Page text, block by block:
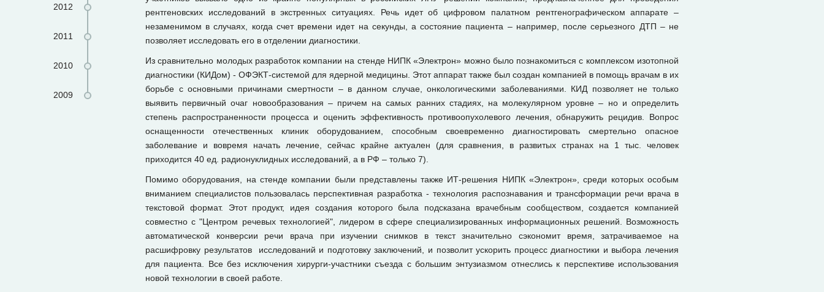
2012
2011
2010
2009
рентгеновских исследований в экстренных ситуациях. Речь идет об цифровом палатном рентгенографическом аппарате –
незаменимом в случаях, когда счет времени идет на секунды, а состояние пациента – например, после серьезного ДТП – не
позволяет исследовать его в отделении диагностики.
Из сравнительно молодых разработок компании на стенде НИПК «Электрон» можно было познакомиться с комплексом изотопной
диагностики (КИДом) - ОФЭКТ-системой для ядерной медицины. Этот аппарат также был создан компанией в помощь врачам в их
борьбе с основными причинами смертности – в данном случае, онкологическими заболеваниями. КИД позволяет не только
выявить первичный очаг новообразования – причем на самых ранних стадиях, на молекулярном уровне – но и определить
степень распространенности процесса и оценить эффективность противоопухолевого лечения, обнаружить рецидив. Вопрос
оснащенности отечественных клиник оборудованием, способным своевременно диагностировать смертельно опасное
заболевание и вовремя начать лечение, сейчас крайне актуален (для сравнения, в развитых странах на 1 тыс. человек
приходится 40 ед. радионуклидных исследований, а в РФ – только 7).
Помимо оборудования, на стенде компании были представлены также ИТ-решения НИПК «Электрон», среди которых особым
вниманием специалистов пользовалась перспективная разработка - технология распознавания и трансформации речи врача в
текстовой формат. Этот продукт, идея создания которого была подсказана врачебным сообществом, создается компанией
совместно с "Центром речевых технологией", лидером в сфере специализированных информационных решений. Возможность
автоматической конверсии речи врача при изучении снимков в текст значительно сэкономит время, затрачиваемое на
расшифровку результатов исследований и подготовку заключений, и позволит ускорить процесс диагностики и выбора лечения
для пациента. Все без исключения хирурги-участники съезда с большим энтузиазмом отнеслись к перспективе использования
новой технологии в своей работе.